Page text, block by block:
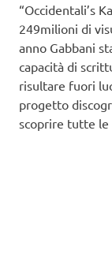
“Occidentali’s
249milioni di
anno Gabbani
capacità di
risultare fuori
progetto
scoprire tutte le